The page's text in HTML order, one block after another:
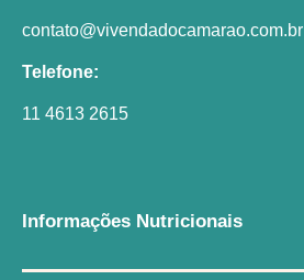
contato@vivendadocamarao.com.br
Telefone:
11 4613 2615
Informações Nutricionais